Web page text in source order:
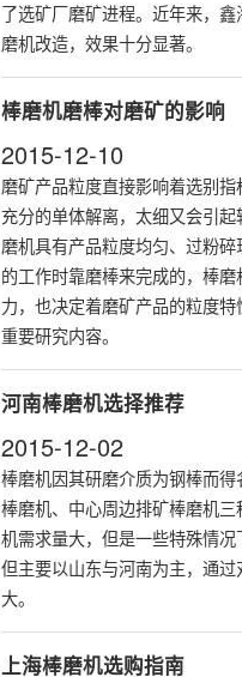
了选矿厂磨矿进程。近年来，
磨机改造，效果十分显著。
棒磨机磨棒对磨矿的影响
2015-12-10
磨矿产品粒度直接影响着选别
充分的单体解离，太细又会引
磨机具有产品粒度均匀、过粉碎
的工作时靠磨棒来完成的，棒
力，也决定着磨矿产品的粒度
重要研究内容。
河南棒磨机选择推荐
2015-12-02
棒磨机因其研磨介质为钢棒而
棒磨机、中心周边排矿棒磨机
机需求量大，但是一些特殊情况
但主要以山东与河南为主，通
大。
上海棒磨机选购指南